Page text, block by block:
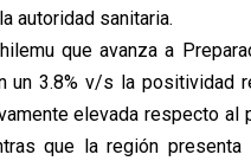
autoridad sanitaria.
que avanza a
un 3.8% v/s la positividad
elevada respecto
que la región